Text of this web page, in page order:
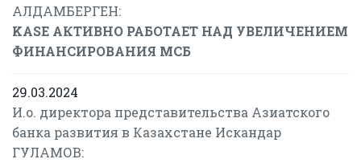
АЛДАМБЕРГЕН:
KASE АКТИВНО РАБОТАЕТ НАД УВЕЛИЧЕНИЕМ
ФИНАНСИРОВАНИЯ МСБ
29.03.2024
И.о. директора представительства Азиатского
банка развития в Казахстане Искандар
ГУЛАМОВ: